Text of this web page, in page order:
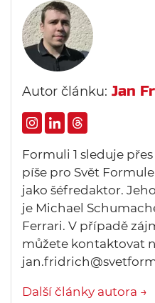
Autor článku: Jan
Formuli 1 sleduje
píše pro Svět
jako šéfredaktor.
je Michael
Ferrari. V případě
můžete kontaktovat
Další články autora →